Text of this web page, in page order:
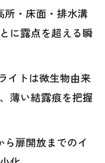
所・床面・排水溝
に露点を超える瞬
イトは微生物由来
薄い結露痕を把握
扉開放までのイ